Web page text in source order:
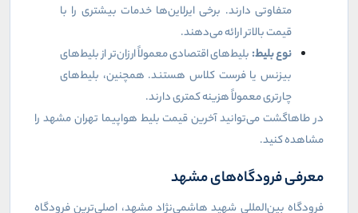
متفاوتی دارند. برخی ایرلاین‌ها خدمات بیشتری را با
قیمت بالاتر ارائه می‌دهند.
نوع بلیط: بلیط‌های اقتصادی معمولاً ارزان‌تر از بلیط‌های
بیزنس یا فرست کلاس هستند. همچنین، بلیط‌های
چارتری معمولاً هزینه کمتری دارند.
در طاهاگشت می‌توانید آخرین قیمت بلیط هواپیما تهران مشهد را
مشاهده کنید.
معرفی فرودگاه‌های مشهد
فرودگاه بین‌المللی شهید هاشمی‌نژاد مشهد، اصلی‌ترین فرودگاه